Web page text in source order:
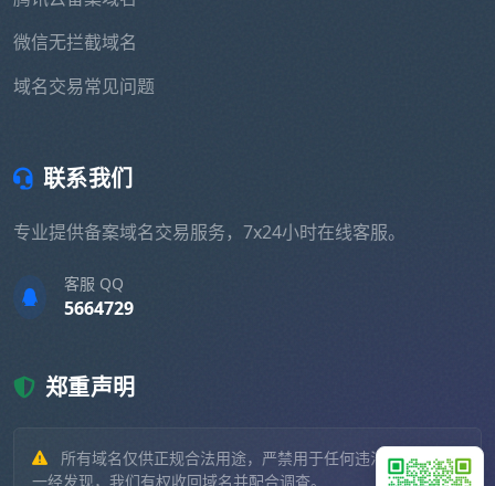
微信无拦截域名
域名交易常见问题
联系我们
专业提供备案域名交易服务，7x24小时在线客服。
客服 QQ
5664729
郑重声明
所有域名仅供正规合法用途，严禁用于任何违法违规业务。
一经发现，我们有权收回域名并配合调查。